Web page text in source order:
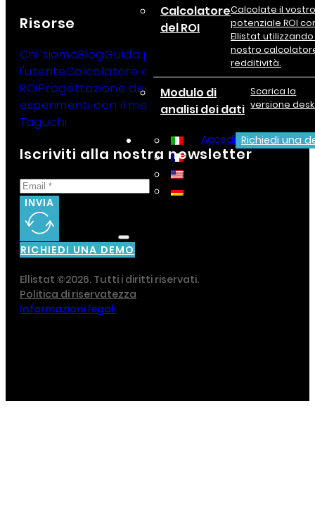
Calcolatore
del ROI
Calcolate il vostro
potenziale ROI
Ellistat utilizzando
nostro
redditività.
Modulo di
analisi dei dati
Scarica la
versione
Accedi Richiedi una
Risorse
Chi siamoBlogGuida per
l'utenteCalcolatore del
ROIProgettazione degli
esperimenti con il metodo
Taguchi
Iscriviti alla nostra newsletter
INVIA
RICHIEDI UNA DEMO
Ellistat ©2026. Tutti i diritti riservati.
Politica di riservatezza
Informazioni legali